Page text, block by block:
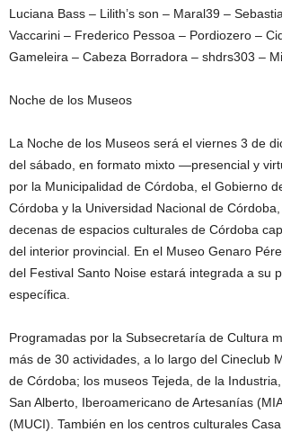
Luciana Bass – Lilith’s son – Maral39 –
Vaccarini – Frederico Pessoa – Pordiozero –
Gameleira – Cabeza Borradora – shdrs303 –
Noche de los Museos
La Noche de los Museos será el viernes 3 de
del sábado, en formato mixto —presencial y
por la Municipalidad de Córdoba, el Gobierno
Córdoba y la Universidad Nacional de
decenas de espacios culturales de Córdoba
del interior provincial. En el Museo Genaro
del Festival Santo Noise estará integrada a su
específica.
Programadas por la Subsecretaría de Cultura
más de 30 actividades, a lo largo del Cineclub
de Córdoba; los museos Tejeda, de la
San Alberto, Iberoamericano de Artesanías
(MUCI). También en los centros culturales